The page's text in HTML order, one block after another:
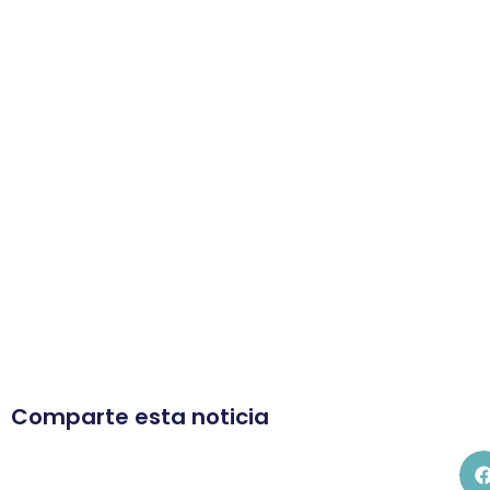
Comparte esta noticia